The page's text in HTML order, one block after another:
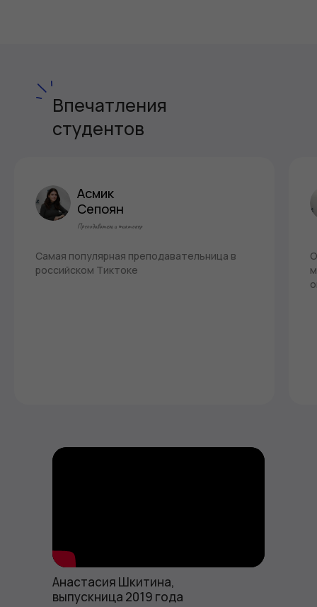
Впечатления
студентов
Асмик
Сепоян
Преподаватель и тиктокер
Самая популярная преподавательница в
российском Тиктоке
Анастасия Шкитина,
выпускница 2019 года